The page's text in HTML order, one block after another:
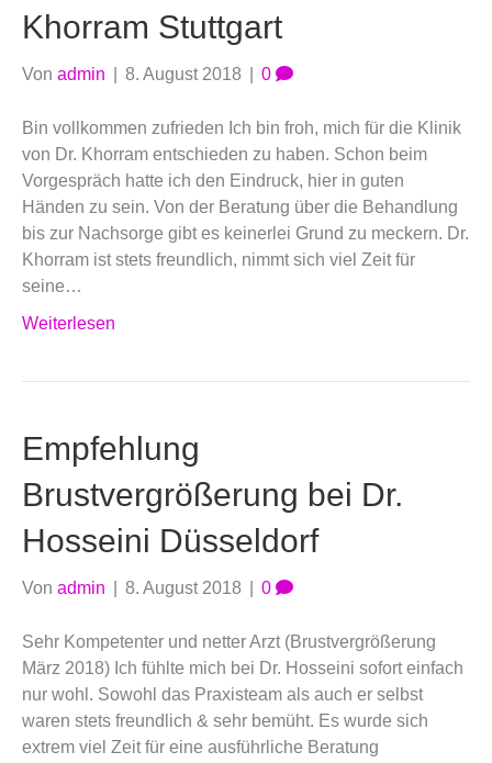
Khorram Stuttgart
Von admin 8. August 2018 0
Bin vollkommen zufrieden Ich bin froh, mich für die Klinik
von Dr. Khorram entschieden zu haben. Schon beim
Vorgespräch hatte ich den Eindruck, hier in guten
Händen zu sein. Von der Beratung über die Behandlung
bis zur Nachsorge gibt es keinerlei Grund zu meckern. Dr.
Khorram ist stets freundlich, nimmt sich viel Zeit für
seine…
Weiterlesen
Empfehlung
Brustvergrößerung bei Dr.
Hosseini Düsseldorf
Von admin 8. August 2018 0
Sehr Kompetenter und netter Arzt (Brustvergrößerung
März 2018) Ich fühlte mich bei Dr. Hosseini sofort einfach
nur wohl. Sowohl das Praxisteam als auch er selbst
waren stets freundlich & sehr bemüht. Es wurde sich
extrem viel Zeit für eine ausführliche Beratung